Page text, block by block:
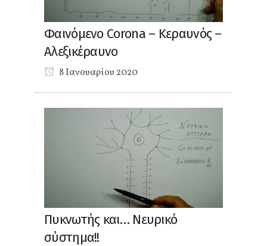
Φαινόμενο Corona – Κεραυνός –
Αλεξικέραυνο
8 Ιανουαρίου 2020
Πυκνωτής και… Νευρικό
σύστημα!!